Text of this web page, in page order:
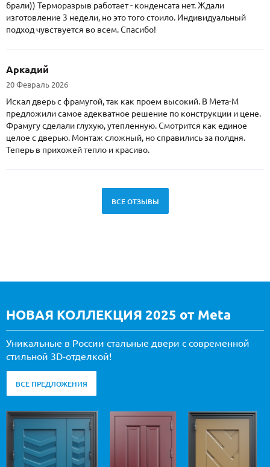
брали)) Терморазрыв работает - конденсата нет. Ждали
изготовление 3 недели, но это того стоило. Индивидуальный
подход чувствуется во всем. Спасибо!
Аркадий
20 Февраль 2026
Искал дверь с фрамугой, так как проем высокий. В Мета-М
предложили самое адекватное решение по конструкции и цене.
Фрамугу сделали глухую, утепленную. Смотрится как единое
целое с дверью. Монтаж сложный, но справились за полдня.
Теперь в прихожей тепло и красиво.
ВСЕ ОТЗЫВЫ
НОВАЯ КОЛЛЕКЦИЯ 2025 от Meta
Уникальные в России стальные двери с современной
стильной 3D-отделкой!
ВСЕ ПРЕДЛОЖЕНИЯ